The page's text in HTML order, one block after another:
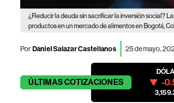
¿Reducir la deuda sin sacrificar la inversión social?
productos en un mercado de alimentos en Bogotá,
PorDaniel Salazar Castellanos 25 de mayo,
ÚLTIMASCOTIZACIONES -